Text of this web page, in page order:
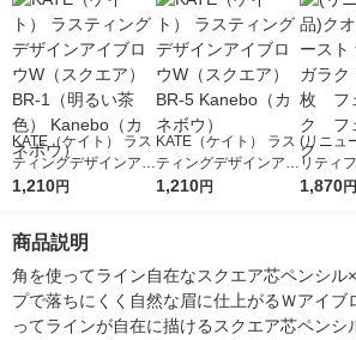
KATE（ケイト） ラス
ティングデザインアイ
ブロウW（スクエア）
1,210円
KATE（ケイト） ラス
ティングデザインアイ
ブロウW（スクエア）
1,210円
(リニュ
リティ
ザ・ダ
1,870円
商品説明
角を使ってライン自在なスクエア芯ペンシル
プで落ちにくく自然な眉に仕上がるＷアイブ
ってラインが自在に描けるスクエア芯ペンシ